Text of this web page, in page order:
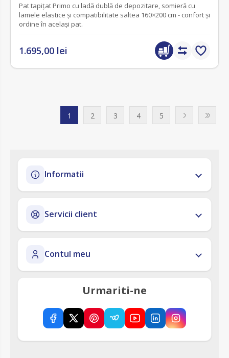
Pat tapițat Primo cu ladă dublă de depozitare, somieră cu
lamele elastice și compatibilitate saltea 160×200 cm - confort și
ordine în același pat.
1.695,00 lei
1 2 3 4 5
Informatii
Servicii client
Contul meu
Urmariti-ne